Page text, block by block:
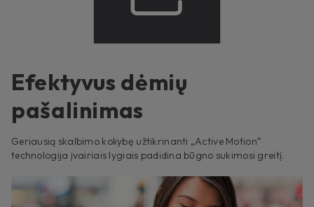
Efektyvus dėmių
pašalinimas
Geriausią skalbimo kokybę užtikrinanti „Active Motion“
technologija įvairiais lygiais padidina būgno sukimosi greitį.